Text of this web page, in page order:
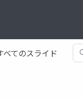
べてのスライド 検